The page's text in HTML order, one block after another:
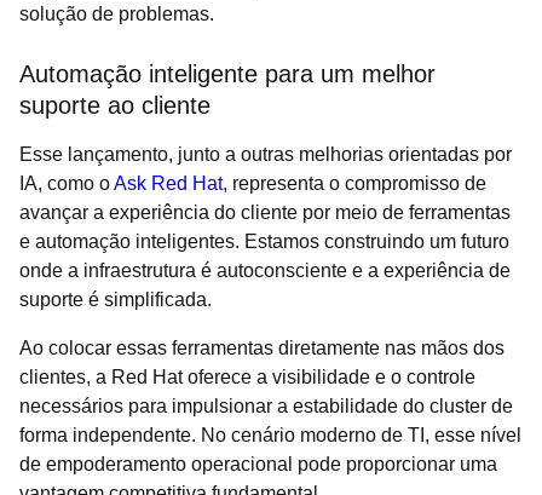
solução de problemas.
Automação inteligente para um melhor
suporte ao cliente
Esse lançamento, junto a outras melhorias orientadas por
IA, como oAsk Red Hat, representa o compromisso de
avançar a experiência do cliente por meio de ferramentas
e automação inteligentes. Estamos construindo um futuro
onde a infraestrutura é autoconsciente e a experiência de
suporte é simplificada.
Ao colocar essas ferramentas diretamente nas mãos dos
clientes, a Red Hat oferece a visibilidade e o controle
necessários para impulsionar a estabilidade do cluster de
forma independente. No cenário moderno de TI, esse nível
de empoderamento operacional pode proporcionar uma